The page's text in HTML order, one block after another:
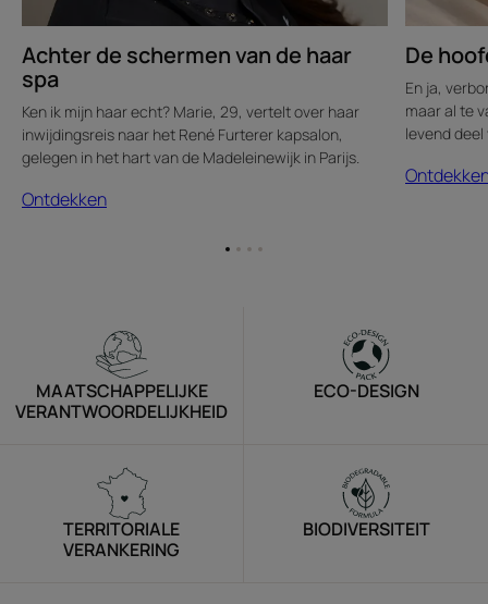
Achter de schermen van de haar
spa
Ken ik mijn haar echt? Marie, 29, vertelt over haar
inwijdingsreis naar het René Furterer kapsalon,
gelegen in het hart van de Madeleinewijk in Parijs.
Ontdekken
De
En ja,
maar al te
levend
GaGa
GaGa
MAATSCHAPPELIJKE
VERANTWOORDELIJKHEID
ECO-DESIGN
TERRITORIALE
VERANKERING
BIODIVERSITEIT